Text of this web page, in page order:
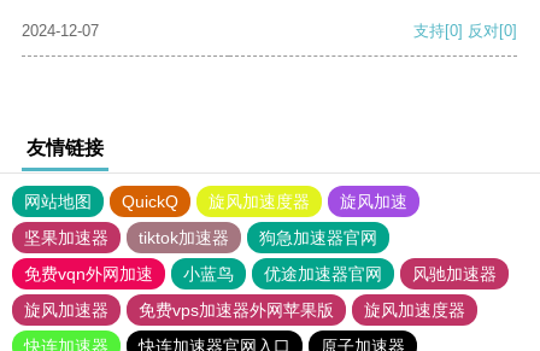
2024-12-07 支持[0] 反对[0]
友情链接
网站地图 QuickQ 旋风加速度器
旋风加速
坚果加速器
tiktok加速器
狗急加速器官网
免费vqn外网加速
小蓝鸟 优途加速器官网
风驰加速器
旋风加速器
免费vps加速器外网苹果版
旋风加速度器
快连加速器
快连加速器官网入口 原子加速器